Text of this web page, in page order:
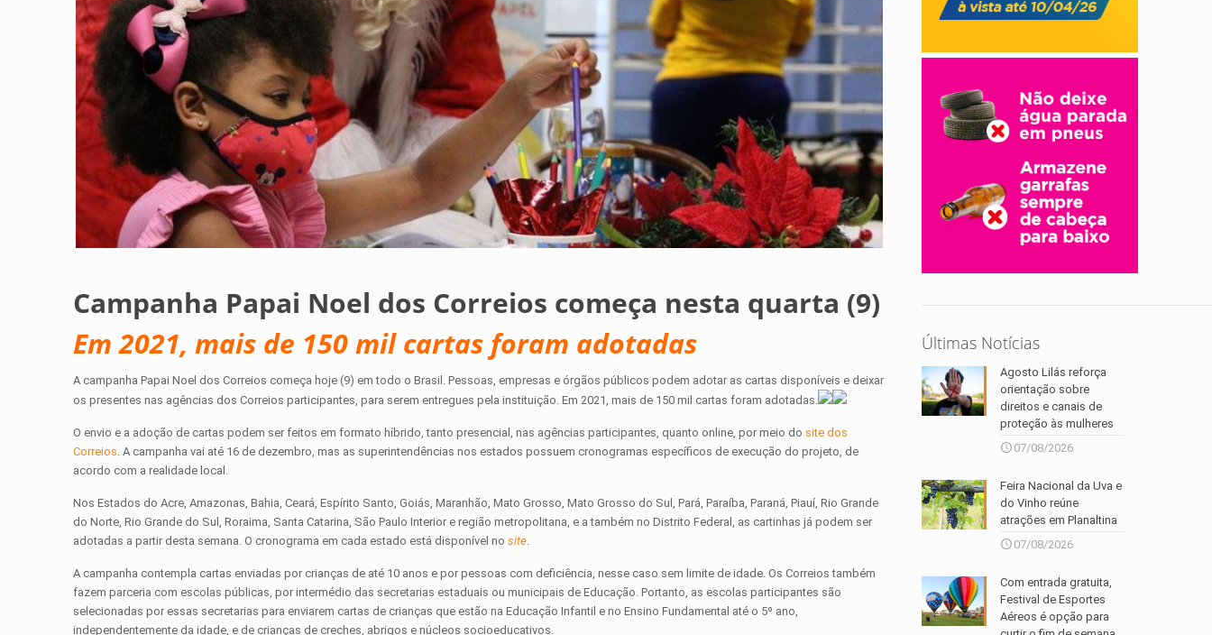
Campanha Papai Noel dos Correios começa nesta quarta (9)
Em 2021, mais de 150 mil cartas foram adotadas
A campanha Papai Noel dos Correios começa hoje (9) em todo o Brasil. Pessoas, empresas e órgãos públicos podem adotar as cartas disponíveis e deixar
os presentes nas agências dos Correios participantes, para serem entregues pela instituição. Em 2021, mais de 150 mil cartas foram adotadas.
O envio e a adoção de cartas podem ser feitos em formato híbrido, tanto presencial, nas agências participantes, quanto online, por meio do site dos
Correios. A campanha vai até 16 de dezembro, mas as superintendências nos estados possuem cronogramas específicos de execução do projeto, de
acordo com a realidade local.
Nos Estados do Acre, Amazonas, Bahia, Ceará, Espírito Santo, Goiás, Maranhão, Mato Grosso, Mato Grosso do Sul, Pará, Paraíba, Paraná, Piauí, Rio Grande
do Norte, Rio Grande do Sul, Roraima, Santa Catarina, São Paulo Interior e região metropolitana, e a também no Distrito Federal, as cartinhas já podem ser
adotadas a partir desta semana. O cronograma em cada estado está disponível nosite.
A campanha contempla cartas enviadas por crianças de até 10 anos e por pessoas com deficiência, nesse caso sem limite de idade. Os Correios também
fazem parceria com escolas públicas, por intermédio das secretarias estaduais ou municipais de Educação. Portanto, as escolas participantes são
selecionadas por essas secretarias para enviarem cartas de crianças que estão na Educação Infantil e no Ensino Fundamental até o 5º ano,
independentemente da idade, e de crianças de creches, abrigos e núcleos socioeducativos.
Últimas Notícias
Agosto Lilás reforça
orientação sobre
direitos e canais de
proteção às mulheres
07/08/2026
Feira Nacional da Uva e
do Vinho reúne
atrações em Planaltina
07/08/2026
Com entrada gratuita,
Festival de Esportes
Aéreos é opção para